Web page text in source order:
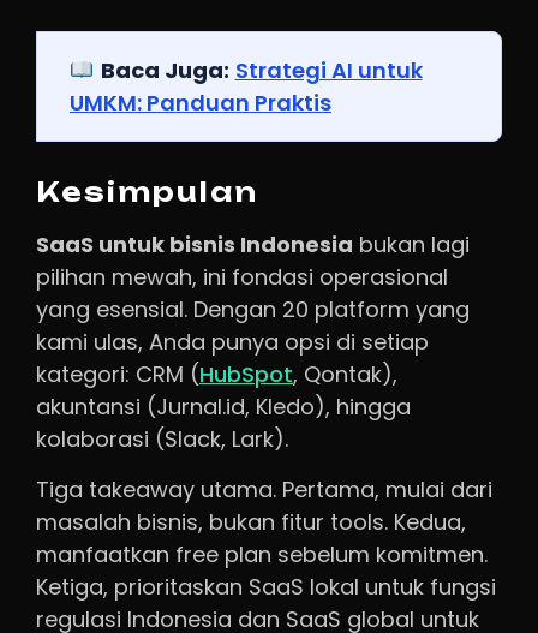
Baca Juga: Strategi AI untuk
UMKM: Panduan Praktis
Kesimpulan
SaaS untuk bisnis Indonesia bukan lagi
pilihan mewah, ini fondasi operasional
yang esensial. Dengan 20 platform yang
kami ulas, Anda punya opsi di setiap
kategori: CRM (HubSpot, Qontak),
akuntansi (Jurnal.id, Kledo), hingga
kolaborasi (Slack, Lark).
Tiga takeaway utama. Pertama, mulai dari
masalah bisnis, bukan fitur tools. Kedua,
manfaatkan free plan sebelum komitmen.
Ketiga, prioritaskan SaaS lokal untuk fungsi
regulasi Indonesia dan SaaS global untuk